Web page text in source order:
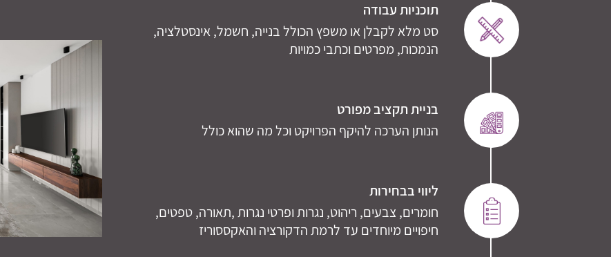
תוכניות עבודה
סט מלא לקבלן או משפץ הכולל בנייה, חשמל, אינסטלציה,
הנמכות, מפרטים וכתבי כמויות
בניית תקציב מפורט
הנותן הערכה להיקף הפרויקט וכל מה שהוא כולל
ליווי בבחירות
חומרים, צבעים, ריהוט, נגרות ופרטי נגרות ,תאורה, טפטים,
חיפויים מיוחדים עד לרמת הדקורציה והאקססוריז